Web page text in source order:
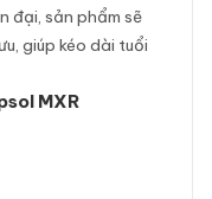
đại, sản phẩm sẽ
giúp kéo dài tuổi
MXR